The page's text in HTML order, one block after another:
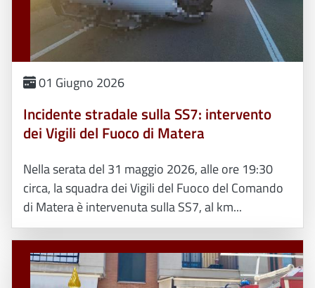
01 Giugno 2026
Incidente stradale sulla SS7: intervento
dei Vigili del Fuoco di Matera
Nella serata del 31 maggio 2026, alle ore 19:30
circa, la squadra dei Vigili del Fuoco del Comando
di Matera è intervenuta sulla SS7, al km...